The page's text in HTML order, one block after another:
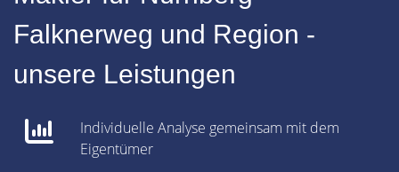
Falknerweg und Region -
unsere Leistungen
Individuelle Analyse gemeinsam mit dem
Eigentümer